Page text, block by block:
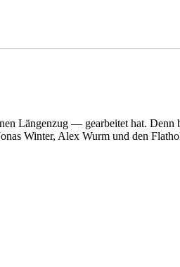
Längenzug — gearbeitet hat.
Winter, Alex Wurm und den